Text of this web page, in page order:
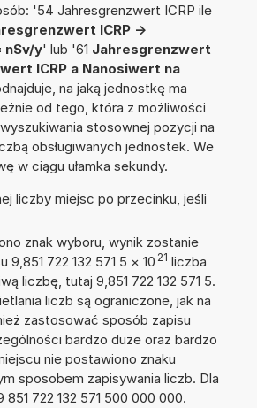
'54 Jahresgrenzwert ICRP ile
ICRP ->
nSv/y' lub '61 Jahresgrenzwert
ICRP a Nanosiwert na
na jaką jednostkę ma
od tego, która z możliwości
stosownej pozycji na
obsługiwanych jednostek. We
w ciągu ułamka sekundy.
liczby miejsc po przecinku, jeśli
znak wyboru, wynik zostanie
9,851 722 132 571 5 × 10 21 liczba
liczbę, tutaj 9,851 722 132 571 5.
liczb są ograniczone, jak na
zastosować sposób zapisu
bardzo duże oraz bardzo
nie postawiono znaku
sposobem zapisywania liczb. Dla
722 132 571 500 000 000.